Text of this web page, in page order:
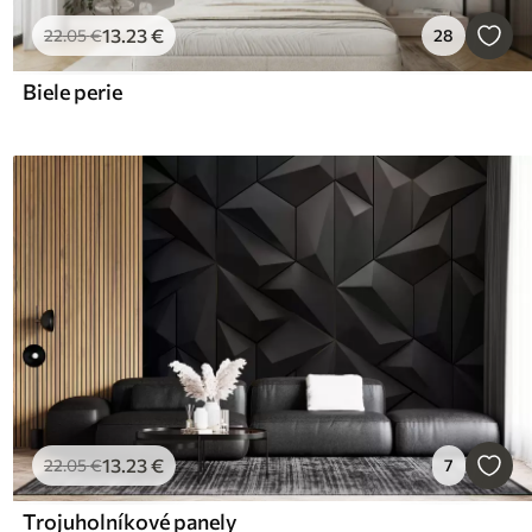
22.05€13.23€ 28
Biele perie
22.05€13.23€ 7
Trojuholníkové panely